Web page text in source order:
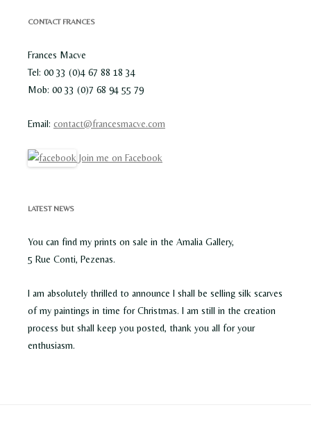
CONTACT FRANCES
Frances Macve
Tel: 00 33 (0)4 67 88 18 34
Mob: 00 33 (0)7 68 94 55 79
Email: contact@francesmacve.com
Join me on Facebook
LATEST NEWS
You can find my prints on sale in the Amalia Gallery,
5 Rue Conti, Pezenas.
I am absolutely thrilled to announce I shall be selling silk scarves
of my paintings in time for Christmas. I am still in the creation
process but shall keep you posted, thank you all for your
enthusiasm.